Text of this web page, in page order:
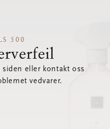
500
siden eller kontakt oss
vedvarer.